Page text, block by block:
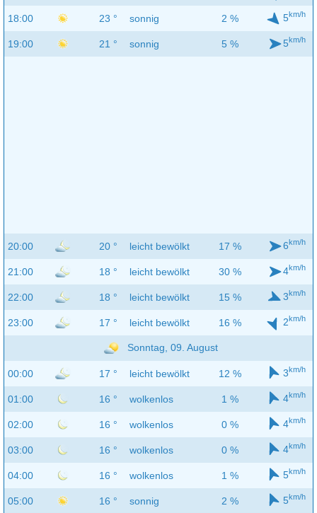
18:00 23 ° sonnig 2 % 5km/h
19:00 21 ° sonnig 5 % 5km/h
20:00 20 ° leicht bewölkt 17 % 6km/h
21:00 18 ° leicht bewölkt 30 % 4km/h
22:00 18 ° leicht bewölkt 15 % 3km/h
23:00 17 ° leicht bewölkt 16 % 2km/h
Sonntag, 09. August
00:00 17 ° leicht bewölkt 12 % 3km/h
01:00 16 ° wolkenlos 1 % 4km/h
02:00 16 ° wolkenlos 0 % 4km/h
03:00 16 ° wolkenlos 0 % 4km/h
04:00 16 ° wolkenlos 1 % 5km/h
05:00 16 ° sonnig 2 % 5km/h